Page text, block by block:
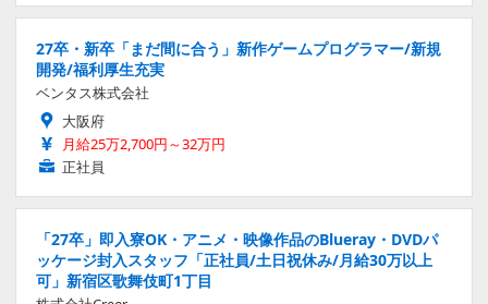
27卒・新卒「まだ間に合う」新作ゲームプログラマー/新規
開発/福利厚生充実
ベンタス株式会社
大阪府
月給25万2,700円～32万円
正社員
「27卒」即入寮OK・アニメ・映像作品のBlueray・DVDパ
ッケージ封入スタッフ「正社員/土日祝休み/月給30万以上
可」新宿区歌舞伎町1丁目